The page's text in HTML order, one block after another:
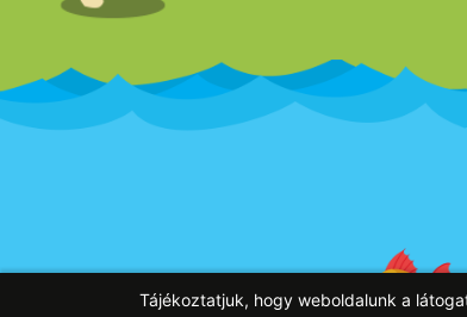
Tájékoztatjuk, hogy weboldalunk a